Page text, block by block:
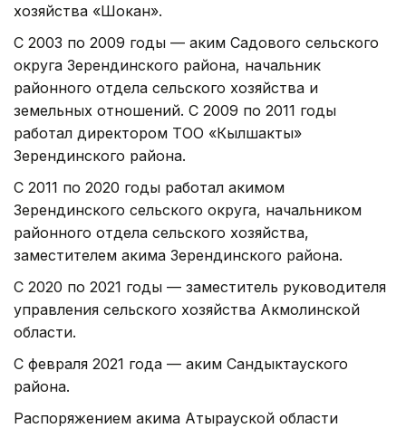
хозяйства «Шокан».
С 2003 по 2009 годы — аким Садового сельского
округа Зерендинского района, начальник
районного отдела сельского хозяйства и
земельных отношений. С 2009 по 2011 годы
работал директором ТОО «Кылшакты»
Зерендинского района.
С 2011 по 2020 годы работал акимом
Зерендинского сельского округа, начальником
районного отдела сельского хозяйства,
заместителем акима Зерендинского района.
С 2020 по 2021 годы — заместитель руководителя
управления сельского хозяйства Акмолинской
области.
С февраля 2021 года — аким Сандыктауского
района.
Распоряжением акима Атырауской области